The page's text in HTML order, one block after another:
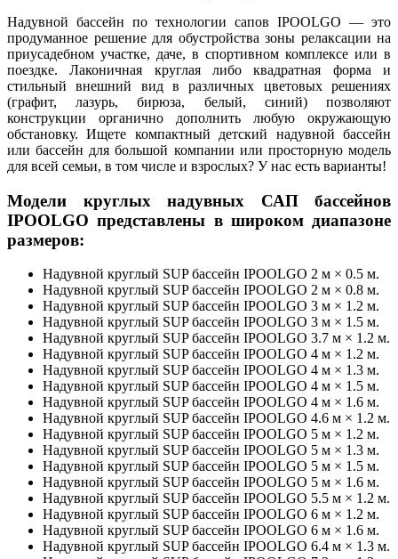
Надувной бассейн по технологии сапов IPOOLGO — это
продуманное решение для обустройства зоны релаксации на
приусадебном участке, даче, в спортивном комплексе или в
поездке. Лаконичная круглая либо квадратная форма и
стильный внешний вид в различных цветовых решениях
(графит, лазурь, бирюза, белый, синий) позволяют
конструкции органично дополнить любую окружающую
обстановку. Ищете компактный детский надувной бассейн
или бассейн для большой компании или просторную модель
для всей семьи, в том числе и взрослых? У нас есть варианты!
Модели круглых надувных САП бассейнов
IPOOLGO представлены в широком диапазоне
размеров:
Надувной круглый SUP бассейн IPOOLGO 2 м × 0.5 м.
Надувной круглый SUP бассейн IPOOLGO 2 м × 0.8 м.
Надувной круглый SUP бассейн IPOOLGO 3 м × 1.2 м.
Надувной круглый SUP бассейн IPOOLGO 3 м × 1.5 м.
Надувной круглый SUP бассейн IPOOLGO 3.7 м × 1.2 м.
Надувной круглый SUP бассейн IPOOLGO 4 м × 1.2 м.
Надувной круглый SUP бассейн IPOOLGO 4 м × 1.3 м.
Надувной круглый SUP бассейн IPOOLGO 4 м × 1.5 м.
Надувной круглый SUP бассейн IPOOLGO 4 м × 1.6 м.
Надувной круглый SUP бассейн IPOOLGO 4.6 м × 1.2 м.
Надувной круглый SUP бассейн IPOOLGO 5 м × 1.2 м.
Надувной круглый SUP бассейн IPOOLGO 5 м × 1.3 м.
Надувной круглый SUP бассейн IPOOLGO 5 м × 1.5 м.
Надувной круглый SUP бассейн IPOOLGO 5 м × 1.6 м.
Надувной круглый SUP бассейн IPOOLGO 5.5 м × 1.2 м.
Надувной круглый SUP бассейн IPOOLGO 6 м × 1.2 м.
Надувной круглый SUP бассейн IPOOLGO 6 м × 1.6 м.
Надувной круглый SUP бассейн IPOOLGO 6.4 м × 1.3 м.